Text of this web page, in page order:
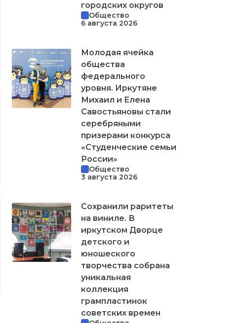
городских округов
Общество
6 августа 2026
Молодая ячейка
общества
федерального
уровня. Иркутяне
Михаил и Елена
Савостьяновы стали
серебряными
призерами конкурса
«Студенческие семьи
России»
Общество
3 августа 2026
Сохранили раритеты
на виниле. В
иркутском Дворце
детского и
юношеского
творчества собрана
уникальная
коллекция
грампластинок
советских времен